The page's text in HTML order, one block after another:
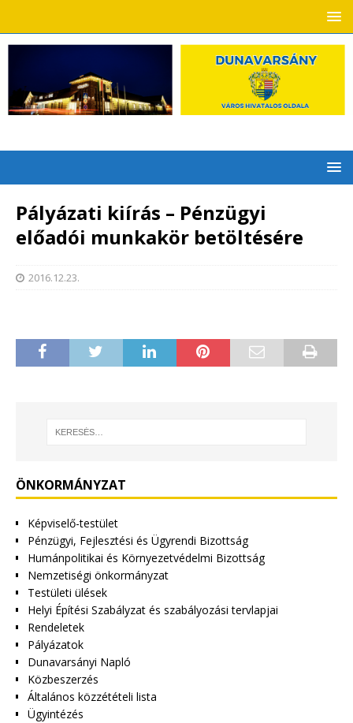
Pályázati kiírás – Pénzügyi
előadói munkakör betöltésére
2016.12.23.
ÖNKORMÁNYZAT
Képviselő-testület
Pénzügyi, Fejlesztési és Ügyrendi Bizottság
Humánpolitikai és Környezetvédelmi Bizottság
Nemzetiségi önkormányzat
Testületi ülések
Helyi Építési Szabályzat és szabályozási tervlapjai
Rendeletek
Pályázatok
Dunavarsányi Napló
Közbeszerzés
Általános közzétételi lista
Ügyintézés